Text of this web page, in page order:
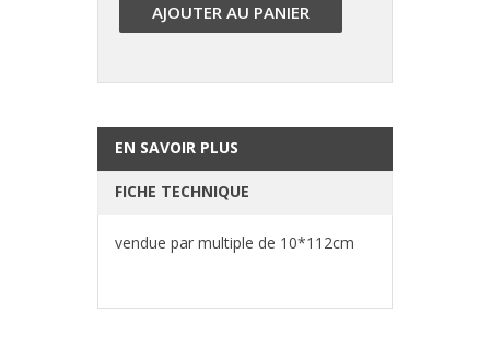
AJOUTER AU PANIER
EN SAVOIR PLUS
FICHE TECHNIQUE
vendue par multiple de 10*112cm